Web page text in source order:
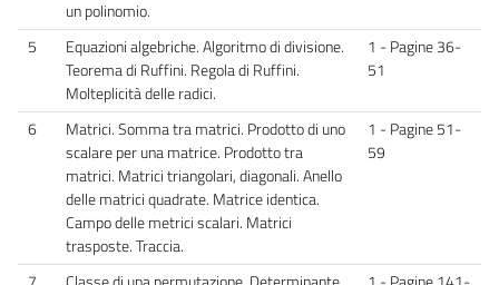
un polinomio.
5
Equazioni algebriche. Algoritmo di divisione.
Teorema di Ruffini. Regola di Ruffini.
Molteplicità delle radici.
1 - Pagine 36-
51
6
Matrici. Somma tra matrici. Prodotto di uno
scalare per una matrice. Prodotto tra
matrici. Matrici triangolari, diagonali. Anello
delle matrici quadrate. Matrice identica.
Campo delle metrici scalari. Matrici
trasposte. Traccia.
1 - Pagine 51-
59